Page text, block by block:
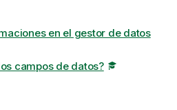
en el gestor de datos
campos de datos?